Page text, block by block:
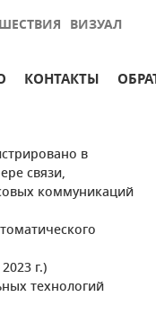
ВИЗУАЛ
КОНТАКТЫ
в
связи,
коммуникаций
г.)
технологий